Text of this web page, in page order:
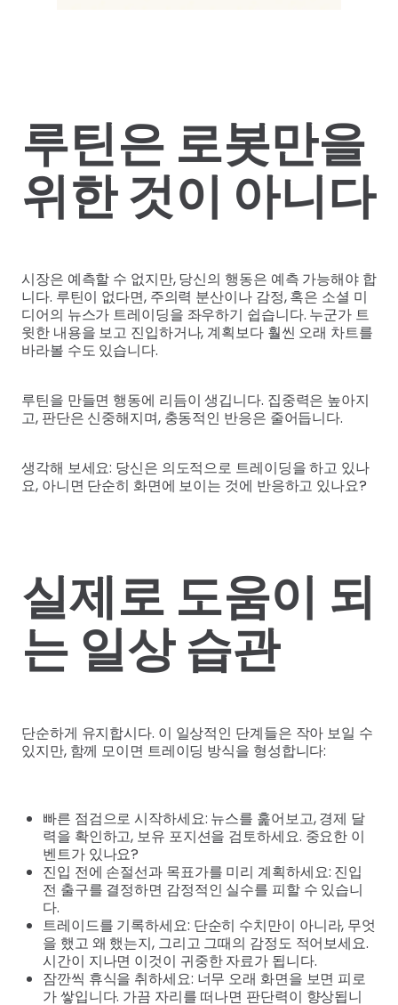
루틴은 로봇만을
위한 것이 아니다
시장은 예측할 수 없지만, 당신의 행동은 예측 가능해야 합
니다. 루틴이 없다면, 주의력 분산이나 감정, 혹은 소셜 미
디어의 뉴스가 트레이딩을 좌우하기 쉽습니다. 누군가 트
윗한 내용을 보고 진입하거나, 계획보다 훨씬 오래 차트를
바라볼 수도 있습니다.
루틴을 만들면 행동에 리듬이 생깁니다. 집중력은 높아지
고, 판단은 신중해지며, 충동적인 반응은 줄어듭니다.
생각해 보세요: 당신은 의도적으로 트레이딩을 하고 있나
요, 아니면 단순히 화면에 보이는 것에 반응하고 있나요?
실제로 도움이 되
는 일상 습관
단순하게 유지합시다. 이 일상적인 단계들은 작아 보일 수
있지만, 함께 모이면 트레이딩 방식을 형성합니다:
빠른 점검으로 시작하세요: 뉴스를 훑어보고, 경제 달
력을 확인하고, 보유 포지션을 검토하세요. 중요한 이
벤트가 있나요?
진입 전에 손절선과 목표가를 미리 계획하세요: 진입
전 출구를 결정하면 감정적인 실수를 피할 수 있습니
다.
트레이드를 기록하세요: 단순히 수치만이 아니라, 무엇
을 했고 왜 했는지, 그리고 그때의 감정도 적어보세요.
시간이 지나면 이것이 귀중한 자료가 됩니다.
잠깐씩 휴식을 취하세요: 너무 오래 화면을 보면 피로
가 쌓입니다. 가끔 자리를 떠나면 판단력이 향상됩니